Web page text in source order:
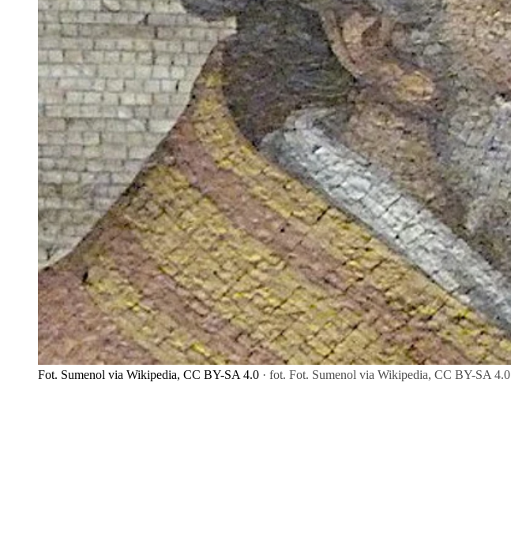
Fot. Sumenol via Wikipedia, CC BY-SA 4.0 · fot. Fot. Sumenol via Wikipedia, CC BY-SA 4.0